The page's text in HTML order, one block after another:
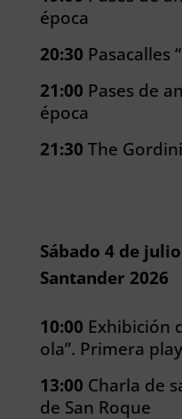
época
20:30 Pasacalles
21:00 Pases de
época
21:30 The
Sábado 4 de
Santander 2026
10:00 Exhibición
ola”. Primera
13:00 Charla de
de San Roque